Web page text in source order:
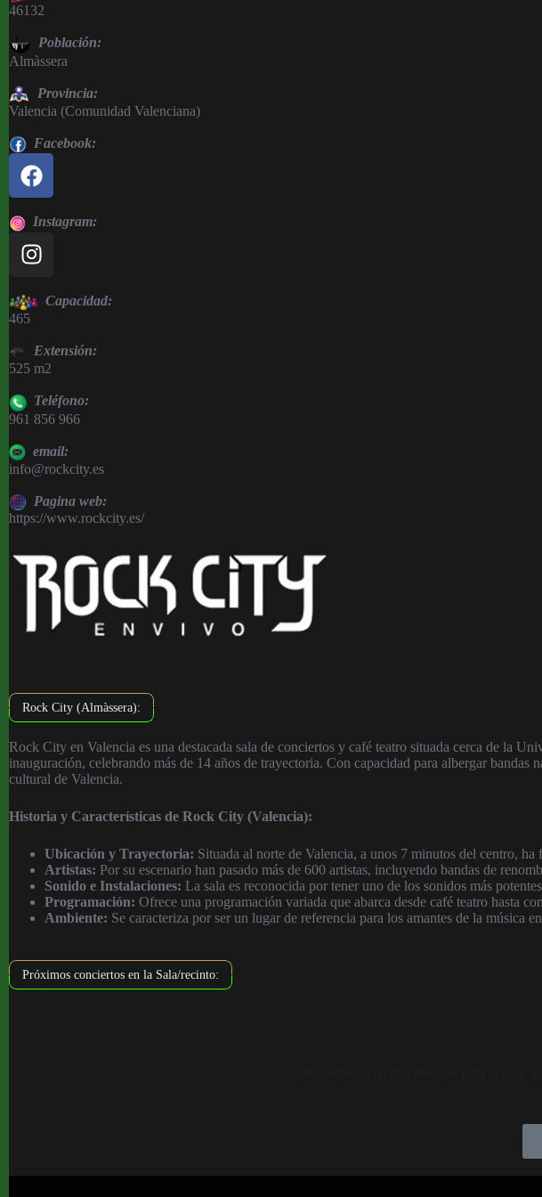
46132
Población:
Almàssera
Provincia:
Valencia (Comunidad Valenciana)
Facebook:
Instagram:
Capacidad:
465
Extensión:
525 m2
Teléfono:
961 856 966
email:
info@rockcity.es
Pagina web:
https://www.rockcity.es/
Rock City (Almàssera):
Rock City en Valencia es una destacada sala de conciertos y café teatro situada cerca de la
inauguración, celebrando más de 14 años de trayectoria. Con capacidad para albergar
cultural de Valencia.
Historia y Características de Rock City (Valencia):
Ubicación y Trayectoria: Situada al norte de Valencia, a unos 7 minutos del centro,
Artistas: Por su escenario han pasado más de 600 artistas, incluyendo bandas de
Sonido e Instalaciones: La sala es reconocida por tener uno de los sonidos más
Programación: Ofrece una programación variada que abarca desde café teatro hasta
Ambiente: Se caracteriza por ser un lugar de referencia para los amantes de la música
Próximos conciertos en la Sala/recinto: